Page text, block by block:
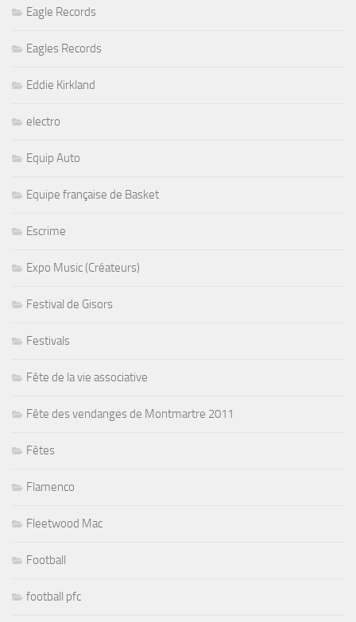
Eagle Records
Eagles Records
Eddie Kirkland
electro
Equip Auto
Equipe française de Basket
Escrime
Expo Music (Créateurs)
Festival de Gisors
Festivals
Fête de la vie associative
Fête des vendanges de Montmartre 2011
Fêtes
Flamenco
Fleetwood Mac
Football
football pfc